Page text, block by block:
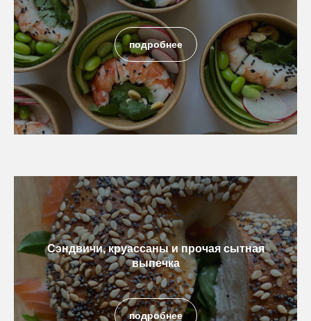
подробнее
Сэндвичи, круассаны и прочая сытная
выпечка
подробнее